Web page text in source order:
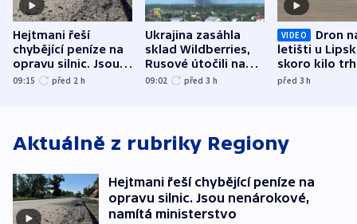
Hejtmani řeší
chybějící peníze na
opravu silnic. Jsou
nenárokové, namítá
09:15 před 2 h
Ukrajina zasáhla
sklad Wildberries,
Rusové útočili na
trh, hasiče či
09:02 před 3 h
VIDEO
Dron
letišti u
skoro kilo
indicie
před 3h
Aktuálně z rubriky Regiony
Hejtmani řeší chybějící peníze na
opravu silnic. Jsou nenárokové,
namítá ministerstvo